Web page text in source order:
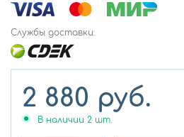
Службы доставки:
2 880 руб.
В наличии 2 шт.